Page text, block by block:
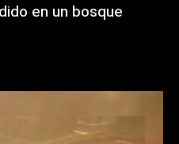
en un bosque